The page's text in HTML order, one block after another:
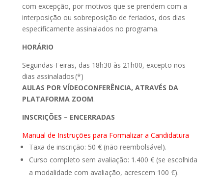
com excepção, por motivos que se prendem com a
interposição ou sobreposição de feriados, dos dias
especificamente assinalados no programa.
HORÁRIO
Segundas-Feiras, das 18h30 às 21h00, excepto nos
dias assinalados (*)
AULAS POR VÍDEOCONFERÊNCIA, ATRAVÉS DA
PLATAFORMA ZOOM.
INSCRIÇÕES – ENCERRADAS
Manual de Instruções para Formalizar a Candidatura
Taxa de inscrição: 50 € (não reembolsável).
Curso completo sem avaliação: 1.400 € (se escolhida
a modalidade com avaliação, acrescem 100 €).